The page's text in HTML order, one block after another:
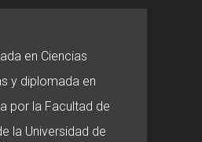
en Ciencias
y diplomada en
por la Facultad de
la Universidad de